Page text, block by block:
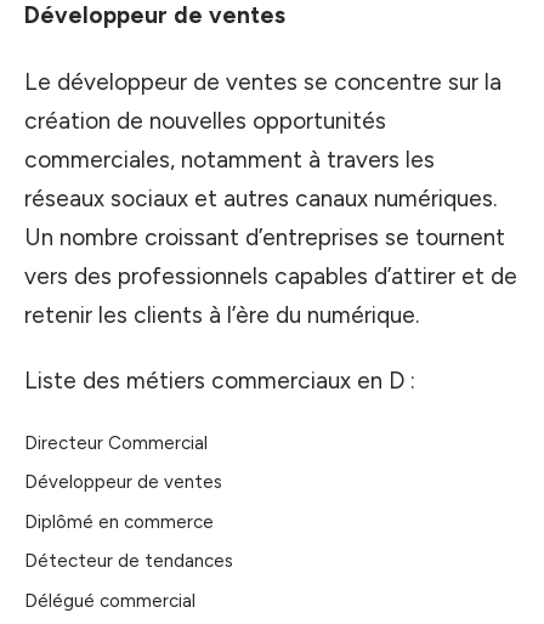
Développeur de ventes
Le développeur de ventes se concentre sur la
création de nouvelles opportunités
commerciales, notamment à travers les
réseaux sociaux et autres canaux numériques.
Un nombre croissant d’entreprises se tournent
vers des professionnels capables d’attirer et de
retenir les clients à l’ère du numérique.
Liste des métiers commerciaux en D :
Directeur Commercial
Développeur de ventes
Diplômé en commerce
Détecteur de tendances
Délégué commercial